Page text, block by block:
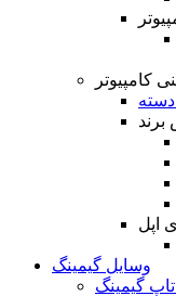
کامپیوتر
دسته
اپل
وسایل گیمینگ
گیمینگ